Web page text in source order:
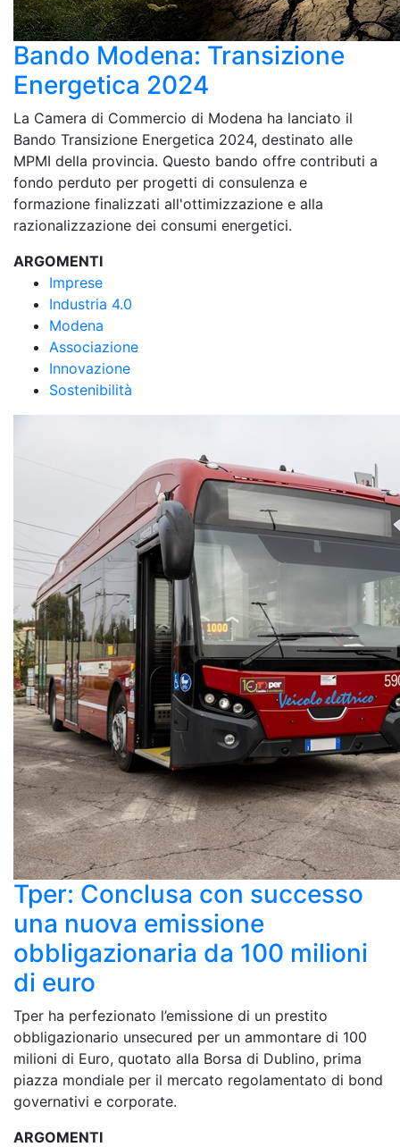
Bando Modena: Transizione
Energetica 2024
La Camera di Commercio di Modena ha lanciato il
Bando Transizione Energetica 2024, destinato alle
MPMI della provincia. Questo bando offre contributi a
fondo perduto per progetti di consulenza e
formazione finalizzati all'ottimizzazione e alla
razionalizzazione dei consumi energetici.
ARGOMENTI
Imprese
Industria 4.0
Modena
Associazione
Innovazione
Sostenibilità
Tper: Conclusa con successo
una nuova emissione
obbligazionaria da 100 milioni
di euro
Tper ha perfezionato l’emissione di un prestito
obbligazionario unsecured per un ammontare di 100
milioni di Euro, quotato alla Borsa di Dublino, prima
piazza mondiale per il mercato regolamentato di bond
governativi e corporate.
ARGOMENTI